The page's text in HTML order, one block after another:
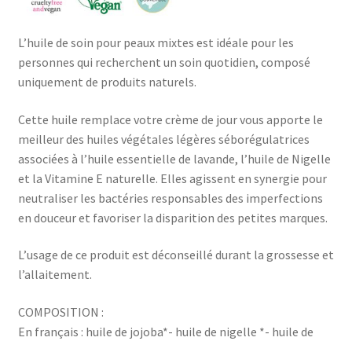
était :
€10,50.
est :
€6,00.
L’huile de soin pour peaux mixtes est idéale pour les
personnes qui recherchent un soin quotidien, composé
uniquement de produits naturels.
Cette huile remplace votre crème de jour vous apporte le
meilleur des huiles végétales légères séborégulatrices
associées à l’huile essentielle de lavande, l’huile de Nigelle
et la Vitamine E naturelle. Elles agissent en synergie pour
neutraliser les bactéries responsables des imperfections
en douceur et favoriser la disparition des petites marques.
L’usage de ce produit est déconseillé durant la grossesse et
l’allaitement.
COMPOSITION :
En français : huile de jojoba*- huile de nigelle *- huile de